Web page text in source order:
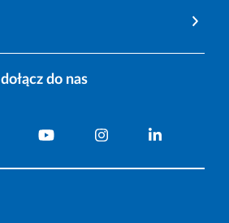
dołącz do nas